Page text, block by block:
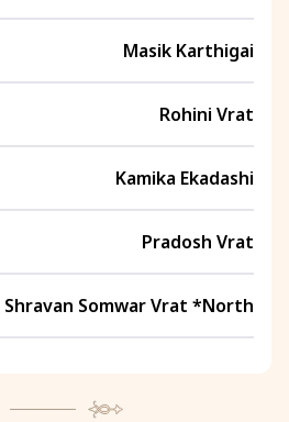
Masik Karthigai
Rohini Vrat
Kamika Ekadashi
Pradosh Vrat
Shravan Somwar Vrat *North